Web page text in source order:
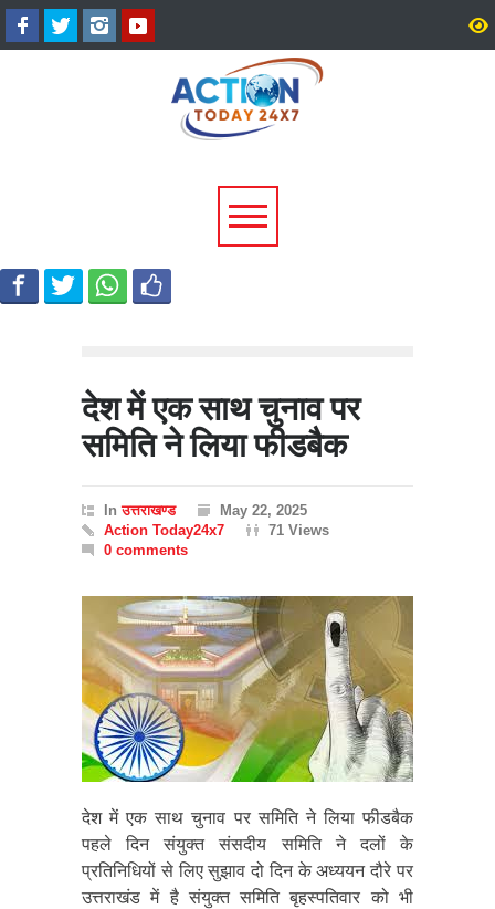
अल्मोड़ा के गांव से आसमान तक: रवि
टम्टा ने तैयार किया पर्सनल फ्लाइंग
व्हीकल, सफल ट्रायल से मची चर्चा
देश में एक साथ चुनाव पर
समिति ने लिया फीडबैक
Inउत्तराखण्ड
May 22, 2025
Action Today24x7
71 Views
0 comments
देश में एक साथ चुनाव पर समिति ने लिया फीडबैक
पहले दिन संयुक्त संसदीय समिति ने दलों के
प्रतिनिधियों से लिए सुझाव दो दिन के अध्ययन दौरे पर
उत्तराखंड में है संयुक्त समिति बृहस्पतिवार को भी